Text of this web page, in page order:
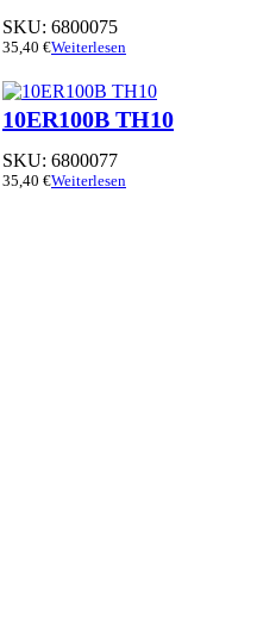
SKU: 6800075
35,40 €Weiterlesen
10ER100B TH10
SKU: 6800077
35,40 €Weiterlesen